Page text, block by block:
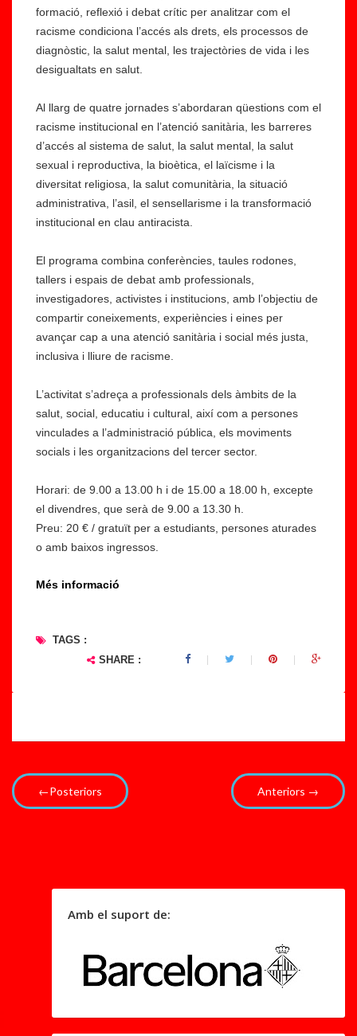
formació, reflexió i debat crític per analitzar com el
racisme condiciona l’accés als drets, els processos de
diagnòstic, la salut mental, les trajectòries de vida i les
desigualtats en salut.
Al llarg de quatre jornades s’abordaran qüestions com el
racisme institucional en l’atenció sanitària, les barreres
d’accés al sistema de salut, la salut mental, la salut
sexual i reproductiva, la bioètica, el laïcisme i la
diversitat religiosa, la salut comunitària, la situació
administrativa, l’asil, el sensellarisme i la transformació
institucional en clau antiracista.
El programa combina conferències, taules rodones,
tallers i espais de debat amb professionals,
investigadores, activistes i institucions, amb l’objectiu de
compartir coneixements, experiències i eines per
avançar cap a una atenció sanitària i social més justa,
inclusiva i lliure de racisme.
L’activitat s’adreça a professionals dels àmbits de la
salut, social, educatiu i cultural, així com a persones
vinculades a l’administració pública, els moviments
socials i les organitzacions del tercer sector.
Horari: de 9.00 a 13.00 h i de 15.00 a 18.00 h, excepte
el divendres, que serà de 9.00 a 13.30 h.
Preu: 20 € / gratuït per a estudiants, persones aturades
o amb baixos ingressos.
Més informació
TAGS :
SHARE :
←Posteriors Anteriors →
Amb el suport de: